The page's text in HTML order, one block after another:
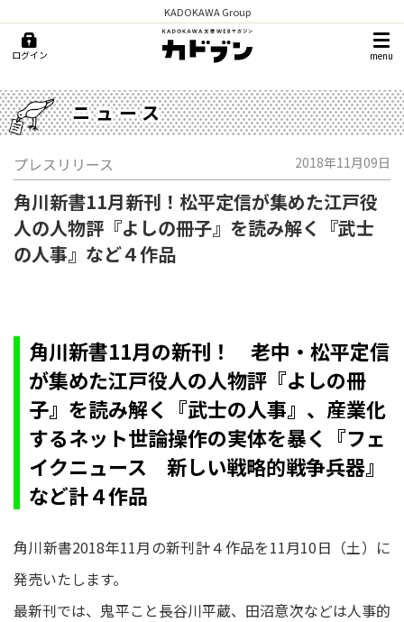
KADOKAWA Group
ログイン menu
ニュース
プレスリリース 2018年11月09日
角川新書11月新刊！松平定信が集めた江戸役
人の人物評『よしの冊子』を読み解く『武士
の人事』など４作品
角川新書11月の新刊！ 老中・松平定信
が集めた江戸役人の人物評『よしの冊
子』を読み解く『武士の人事』、産業化
するネット世論操作の実体を暴く『フェ
イクニュース 新しい戦略的戦争兵器』
など計４作品
角川新書2018年11月の新刊計４作品を11月10日（土）に
発売いたします。
最新刊では、鬼平こと長谷川平蔵、田沼意次などは人事的